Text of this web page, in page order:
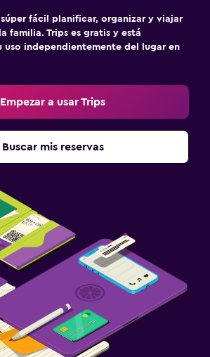
súper fácil planificar, organizar y viajar
familia. Trips es gratis y está
uso independientemente del lugar en
Empezar a usar Trips
Buscar mis reservas